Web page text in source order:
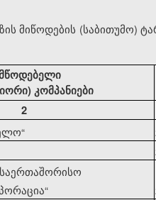
მიწოდების
კომპანიები
2
“
“